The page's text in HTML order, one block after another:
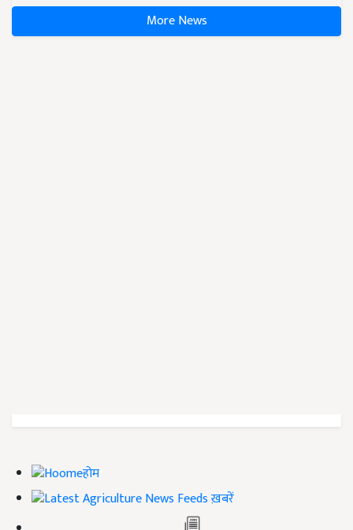
More News
होम
ख़बरें